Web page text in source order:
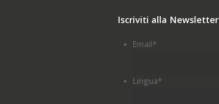
Iscriviti alla Newsletter
Email*
Lingua*